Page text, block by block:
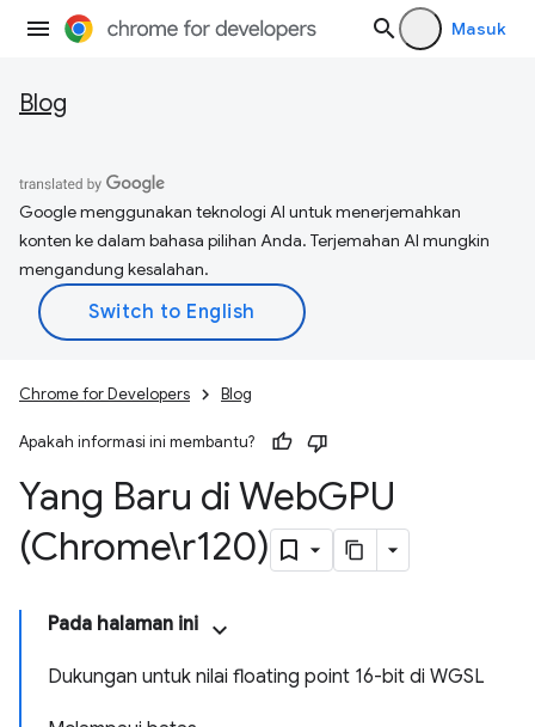
Masuk
Blog
Google menggunakan teknologi AI untuk menerjemahkan
konten ke dalam bahasa pilihan Anda. Terjemahan AI mungkin
mengandung kesalahan.
Chrome for Developers Blog
Apakah informasi ini membantu?
Yang Baru di WebGPU
(Chrome\r120)
Pada halaman ini
Dukungan untuk nilai floating point 16-bit di WGSL